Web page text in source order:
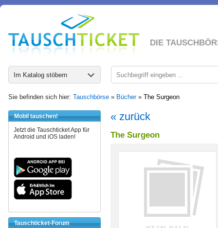
DIE
Im Katalog stöbern
Sie befinden sich hier: Tauschbörse » Bücher» The Surgeon
Mobil tauschen!
Jetzt die Tauschticket App für
Android und iOS laden!
Tauschticket-Forum
« zurück
The Surgeon